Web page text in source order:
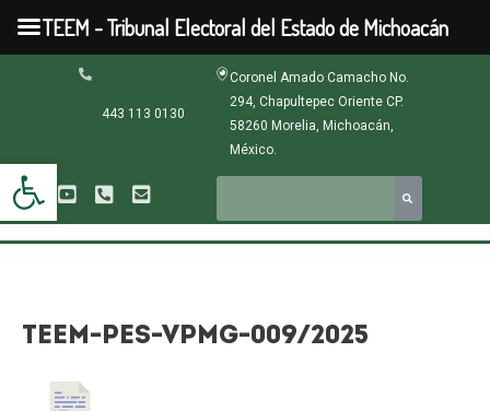
Abrir barra de herramientas
contenido
443 113 0130
Coronel Amado Camacho No.
294, Chapultepec Oriente CP.
58260 Morelia, Michoacán,
México.
TEEM-PES-VPMG-009/2025
TEEM - Tribunal Electoral del Estado de Michoacán